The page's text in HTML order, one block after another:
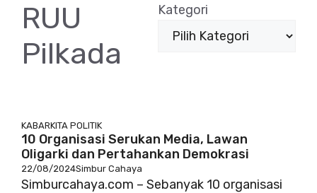
RUU
Pilkada
Kategori
KABARKITA POLITIK
10 Organisasi Serukan Media, Lawan
Oligarki dan Pertahankan Demokrasi
22/08/2024Simbur Cahaya
Simburcahaya.com – Sebanyak 10 organisasi